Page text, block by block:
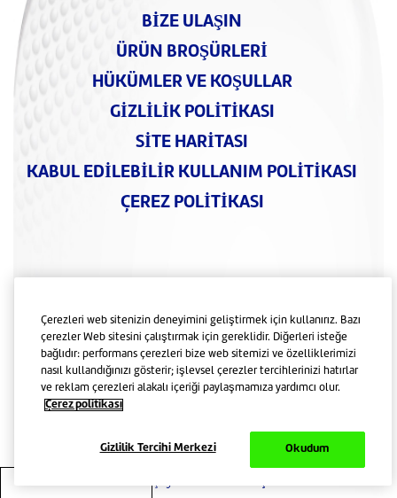
BIZE ULAŞIN
ÜRÜN BROŞÜRLERI
HÜKÜMLER VE KOŞULLAR
GIZLILIK POLITIKASI
SITE HARITASI
KABUL EDILEBILIR KULLANIM POLITIKASI
ÇEREZ POLITIKASI
Bu sitede yer alan tüm materyaller bu
olduğunun hukuktan teyyidinin alınması.
© Şubat 2024 Corega, Haleon şirketler
grubunun tescilli bir ticari markasıdır.
Lütfen Yasal Uyarı, Erişilebilirlik ve Gizlilik
Beyanını okuyun.
Bu websitesinde yer alan bilgiler diş
Diş ve diş protezi ile ilgili sorunlarınız için
diş hekiminize başvurunuz.
Bu web sitesinde yer alan içerik
Çerezleri web sitenizin deneyimini geliştirmek için kullanırız. Bazı
çerezler Web sitesini çalıştırmak için gereklidir. Diğerleri isteğe
bağlıdır: performans çerezleri bize web sitemizi ve özelliklerimizi
nasıl kullandığınızı gösterir; işlevsel çerezler tercihlerinizi hatırlar
ve reklam çerezleri alakalı içeriği paylaşmamıza yardımcı olur.
Çerez politikası
Okudum
Gizlilik Tercihi Merkezi